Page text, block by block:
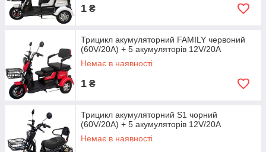
1 ₴
Трицикл акумуляторний FAMILY червоний
(60V/20A) + 5 акумуляторів 12V/20A
Немає в наявності
1 ₴
Трицикл акумуляторний S1 чорний
(60V/20A) + 5 акумуляторів 12V/20A
Немає в наявності